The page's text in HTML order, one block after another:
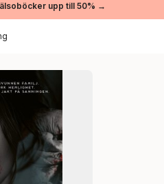
upp till 50% →